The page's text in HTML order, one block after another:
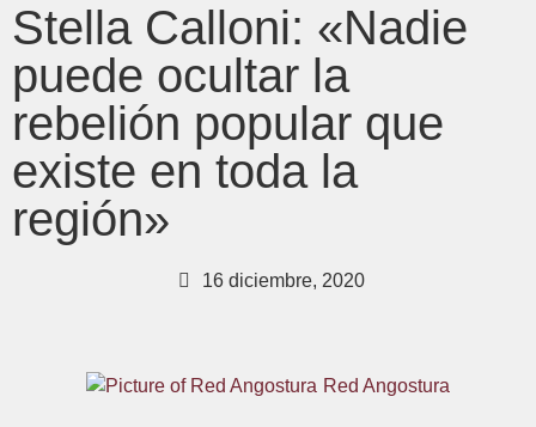
Stella Calloni: «Nadie
puede ocultar la
rebelión popular que
existe en toda la
región»
16 diciembre, 2020
Red Angostura